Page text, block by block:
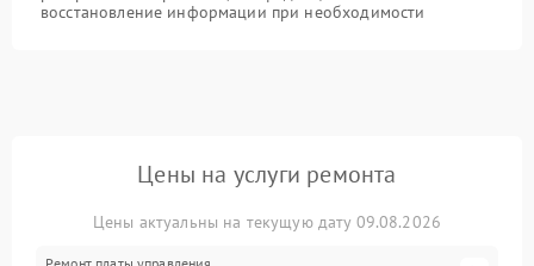
восстановление информации при необходимости
Цены на услуги ремонта
Цены актуальны на текущую дату 09.08.2026